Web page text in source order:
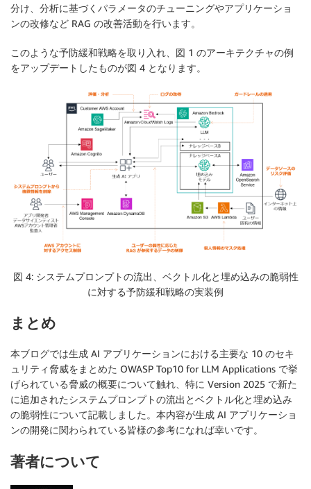
分け、分析に基づくパラメータのチューニングやアプリケーショ
ンの改修など RAG の改善活動を行います。
このような予防緩和戦略を取り入れ、図 1 のアーキテクチャの例
をアップデートしたものが図 4 となります。
図 4: システムプロンプトの流出、ベクトル化と埋め込みの脆弱性
に対する予防緩和戦略の実装例
まとめ
本ブログでは生成 AI アプリケーションにおける主要な 10 のセキ
ュリティ脅威をまとめた OWASP Top10 for LLM Applications で挙
げられている脅威の概要について触れ、特に Version 2025 で新た
に追加されたシステムプロンプトの流出とベクトル化と埋め込み
の脆弱性について記載しました。本内容が生成 AI アプリケーショ
ンの開発に関わられている皆様の参考になれば幸いです。
著者について